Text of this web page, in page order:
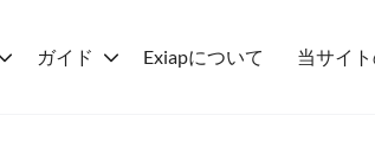
ガイド Exiapについて 当サイ